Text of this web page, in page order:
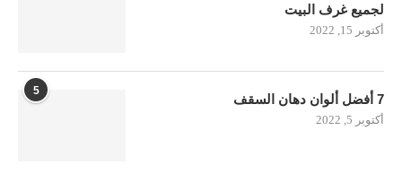
لجميع غرف البيت
أكتوبر 15, 2022
5
7 أفضل ألوان دهان السقف
أكتوبر 5, 2022